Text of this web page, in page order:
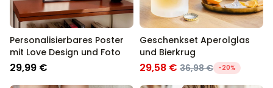
Personalisierbares Poster
mit Love Design und Foto
29,99 €
Geschenkset Aperolglas
und Bierkrug
29,58 € 36,98 € -20%